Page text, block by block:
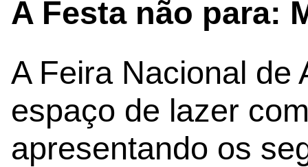
A Festa não para:
A Feira Nacional de
espaço de lazer
apresentando os